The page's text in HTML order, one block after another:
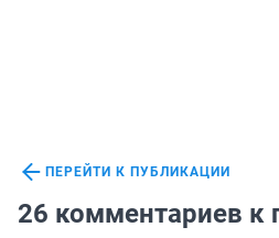
ПЕРЕЙТИ К ПУБЛИКАЦИИ
26 комментариев к